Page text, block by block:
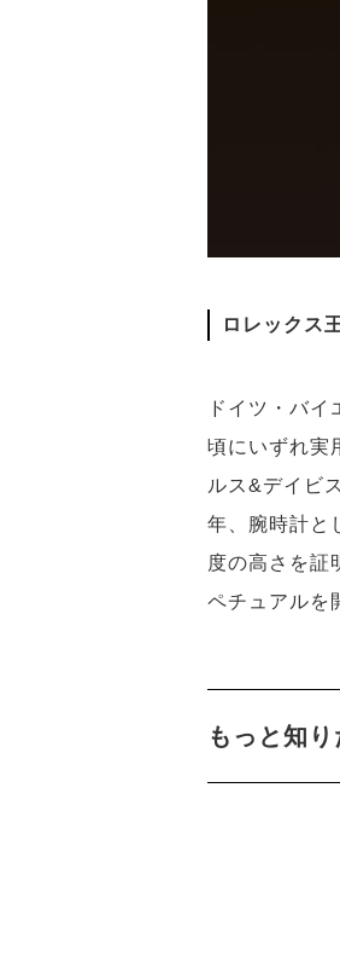
ロレックス
ドイツ・バ
頃にいずれ実
ルス&デイビ
年、腕時計と
度の高さを証
ペチュアルを
もっと知り